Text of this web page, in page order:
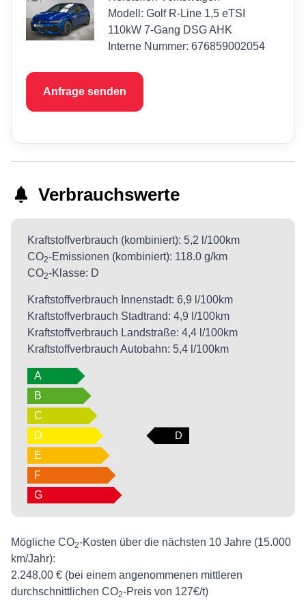
Modell: Golf R-Line 1,5 eTSI
110kW 7-Gang DSG AHK
Interne Nummer: 676859002054
Anfrage senden
Verbrauchswerte
Kraftstoffverbrauch (kombiniert): 5,2 l/100km
CO2-Emissionen (kombiniert): 118.0 g/km
CO2-Klasse: D
Kraftstoffverbrauch Innenstadt: 6,9 l/100km
Kraftstoffverbrauch Stadtrand: 4,9 l/100km
Kraftstoffverbrauch Landstraße: 4,4 l/100km
Kraftstoffverbrauch Autobahn: 5,4 l/100km
A
B
C
D
D
E
F
G
Mögliche CO2-Kosten über die nächsten 10 Jahre (15.000
km/Jahr):
2.248,00 € (bei einem angenommenen mittleren
durchschnittlichen CO2-Preis von 127€/t)